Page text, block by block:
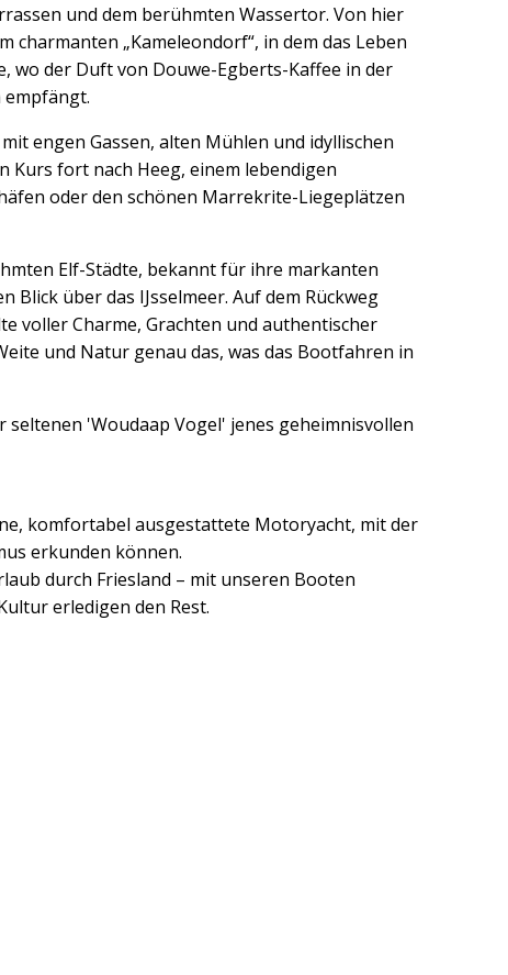
und dem berühmten Wassertor. Von hier
charmanten „Kameleondorf“, in dem das Leben
wo der Duft von Douwe-Egberts-Kaffee in der
empfängt.
engen Gassen, alten Mühlen und idyllischen
Kurs fort nach Heeg, einem lebendigen
oder den schönen Marrekrite-Liegeplätzen
Elf-Städte, bekannt für ihre markanten
Blick über das IJsselmeer. Auf dem Rückweg
voller Charme, Grachten und authentischer
und Natur genau das, was das Bootfahren in
'Woudaap Vogel' jenes geheimnisvollen
komfortabel ausgestattete Motoryacht, mit der
erkunden können.
durch Friesland – mit unseren Booten
erledigen den Rest.